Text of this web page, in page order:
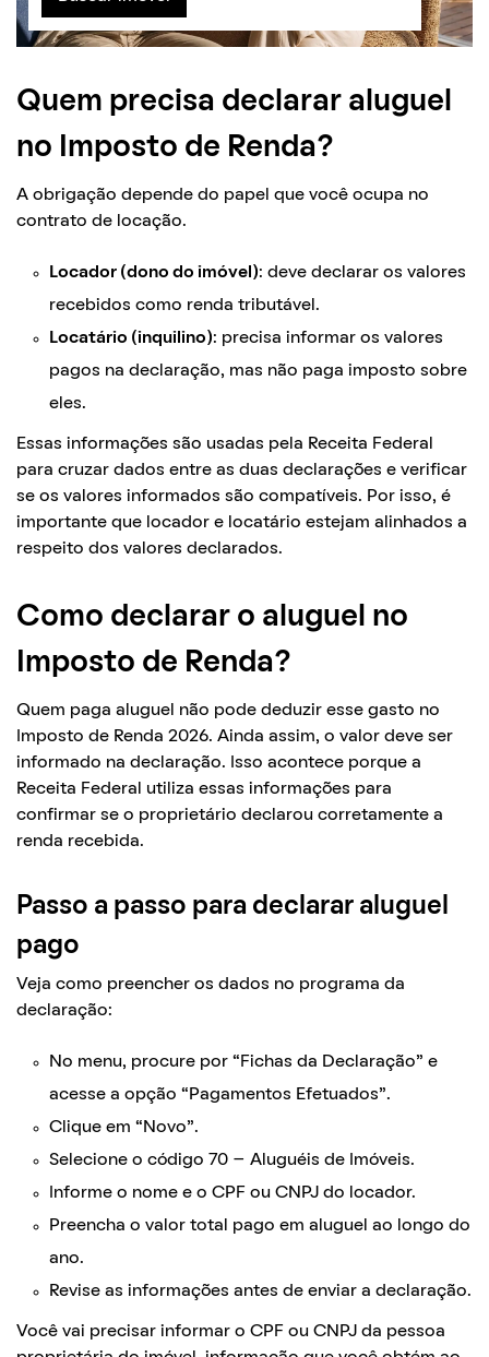
Quem precisa declarar aluguel
no Imposto de Renda?
A obrigação depende do papel que você ocupa no
contrato de locação.
Locador (dono do imóvel): deve declarar os valores
recebidos como renda tributável.
Locatário (inquilino): precisa informar os valores
pagos na declaração, mas não paga imposto sobre
eles.
Essas informações são usadas pela Receita Federal
para cruzar dados entre as duas declarações e verificar
se os valores informados são compatíveis. Por isso, é
importante que locador e locatário estejam alinhados a
respeito dos valores declarados.
Como declarar o aluguel no
Imposto de Renda?
Quem paga aluguel não pode deduzir esse gasto no
Imposto de Renda 2026. Ainda assim, o valor deve ser
informado na declaração. Isso acontece porque a
Receita Federal utiliza essas informações para
confirmar se o proprietário declarou corretamente a
renda recebida.
Passo a passo para declarar aluguel
pago
Veja como preencher os dados no programa da
declaração:
No menu, procure por “Fichas da Declaração” e
acesse a opção “Pagamentos Efetuados”.
Clique em “Novo”.
Selecione o código 70 – Aluguéis de Imóveis.
Informe o nome e o CPF ou CNPJ do locador.
Preencha o valor total pago em aluguel ao longo do
ano.
Revise as informações antes de enviar a declaração.
Você vai precisar informar o CPF ou CNPJ da pessoa